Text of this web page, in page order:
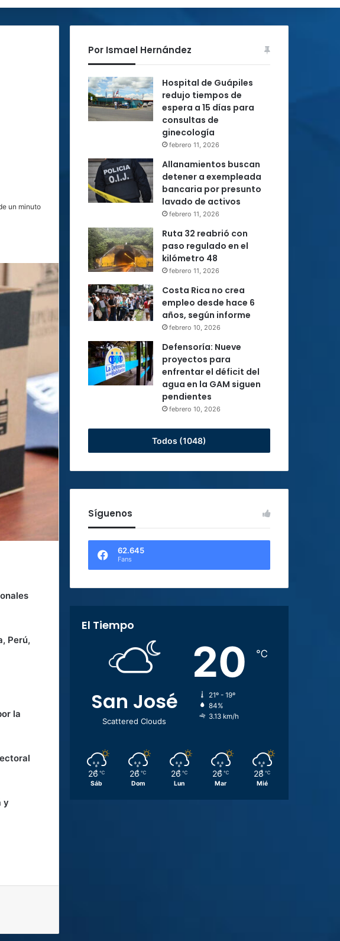
un minuto
Perú,
la
y
Por Ismael Hernández
Hospital de Guápiles
redujo tiempos de
espera a 15 días para
consultas de
ginecología
febrero 11, 2026
Allanamientos buscan
detener a exempleada
bancaria por presunto
lavado de activos
febrero 11, 2026
Ruta 32 reabrió con
paso regulado en el
kilómetro 48
febrero 11, 2026
Costa Rica no crea
empleo desde hace 6
años, según informe
febrero 10, 2026
Defensoría: Nueve
proyectos para
enfrentar el déficit del
agua en la GAM siguen
pendientes
febrero 10, 2026
Todos (1048)
Síguenos
62.645
Fans
El Tiempo
San José
Scattered Clouds
20 ℃
21º - 19º
84%
3.13 km/h
26 ℃
Sáb
26 ℃
Dom
26 ℃
Lun
26 ℃
Mar
28 ℃
Mié